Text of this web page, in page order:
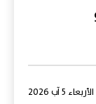
الأربعاء 5 آب 2026